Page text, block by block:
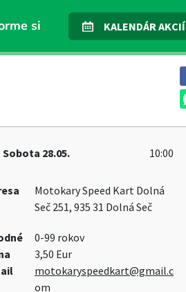
si KALENDÁR AKCIÍ
Sobota 28.05. 10:00
Motokary Speed Kart Dolná
Seč 251, 935 31 Dolná Seč
0-99 rokov
3,50 Eur
motokaryspeedkart@gmail.c
om